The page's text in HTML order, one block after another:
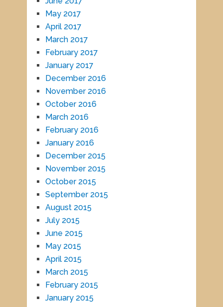
May 2017
April 2017
March 2017
February 2017
January 2017
December 2016
November 2016
October 2016
March 2016
February 2016
January 2016
December 2015
November 2015
October 2015
September 2015
August 2015
July 2015
June 2015
May 2015
April 2015
March 2015
February 2015
January 2015